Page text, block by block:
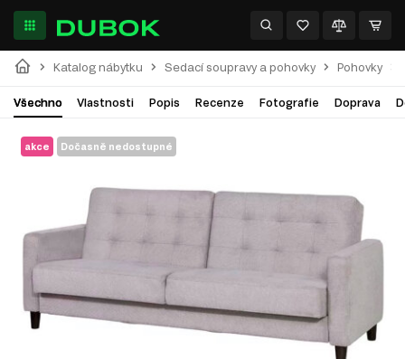
Katalog nábytku Sedací soupravy a pohovky Pohovky
Všechno Vlastnosti Popis Recenze Fotografie Doprava
akce Dočasně nedostupné